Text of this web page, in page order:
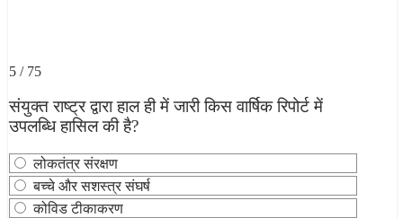
5 / 75
संयुक्त राष्ट्र द्वारा हाल ही में जारी किस वार्षिक रिपोर्ट में
उपलब्धि हासिल की है?
लोकतंत्र संरक्षण
बच्चे और सशस्त्र संघर्ष
कोविड टीकाकरण